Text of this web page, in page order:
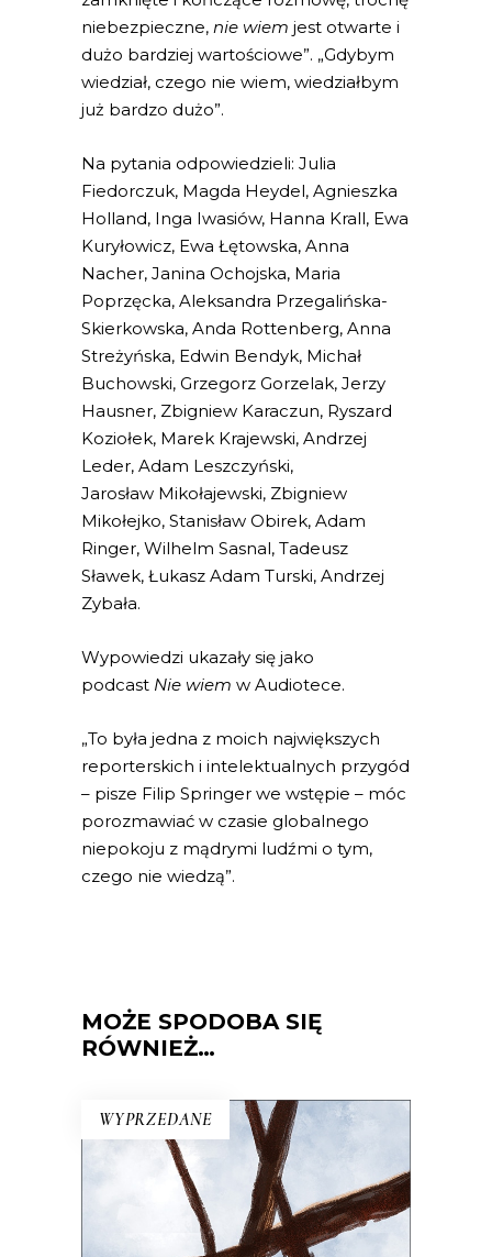
niebezpieczne, nie wiem jest otwarte i
dużo bardziej wartościowe”. „Gdybym
wiedział, czego nie wiem, wiedziałbym
już bardzo dużo”.
Na pytania odpowiedzieli: Julia
Fiedorczuk, Magda Heydel, Agnieszka
Holland, Inga Iwasiów, Hanna Krall, Ewa
Kuryłowicz, Ewa Łętowska, Anna
Nacher, Janina Ochojska, Maria
Poprzęcka, Aleksandra Przegalińska-
Skierkowska, Anda Rottenberg, Anna
Streżyńska, Edwin Bendyk, Michał
Buchowski, Grzegorz Gorzelak, Jerzy
Hausner, Zbigniew Karaczun, Ryszard
Koziołek, Marek Krajewski, Andrzej
Leder, Adam Leszczyński,
Jarosław Mikołajewski, Zbigniew
Mikołejko, Stanisław Obirek, Adam
Ringer, Wilhelm Sasnal, Tadeusz
Sławek, Łukasz Adam Turski, Andrzej
Zybała.
Wypowiedzi ukazały się jako
podcast Nie wiem w Audiotece.
„To była jedna z moich największych
reporterskich i intelektualnych przygód
– pisze Filip Springer we wstępie – móc
porozmawiać w czasie globalnego
niepokoju z mądrymi ludźmi o tym,
czego nie wiedzą”.
MOŻE SPODOBA SIĘ
RÓWNIEŻ…
WYPRZEDANE